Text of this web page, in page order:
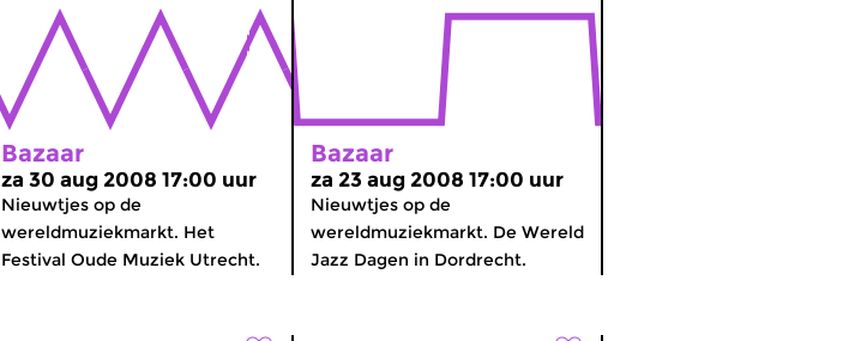
Bazaar
za 30 aug 2008 17:00 uur
Nieuwtjes op de
wereldmuziekmarkt. Het
Festival Oude Muziek Utrecht.
Bazaar
za 23 aug 2008 17:00 uur
Nieuwtjes op de
wereldmuziekmarkt. De Wereld
Jazz Dagen in Dordrecht.